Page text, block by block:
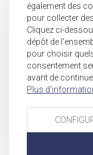
également des
pour collecter
Cliquez ci-
dépôt de
pour choisir
consentement
avant de
Plus